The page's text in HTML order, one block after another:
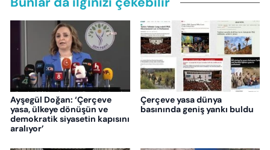
Ayşegül Doğan: ‘Çerçeve
yasa, ülkeye dönüşün ve
demokratik siyasetin kapısını
aralıyor’
Çerçeve yasa dünya
basınında geniş yankı buldu